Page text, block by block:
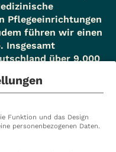
Pflegeeinrichtungen
führen wir einen
Insgesamt
über 9.000
Funktion und das Design
personenbezogenen Daten.